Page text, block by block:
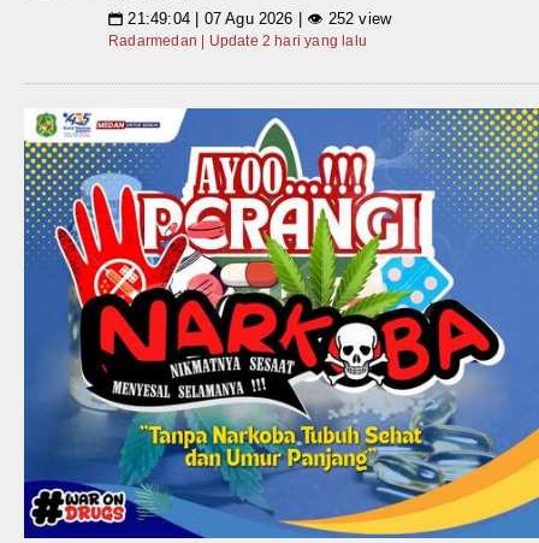
📅 21:49:04 | 07 Agu 2026 | 👁 252 view
Radarmedan | Update 2 hari yang lalu